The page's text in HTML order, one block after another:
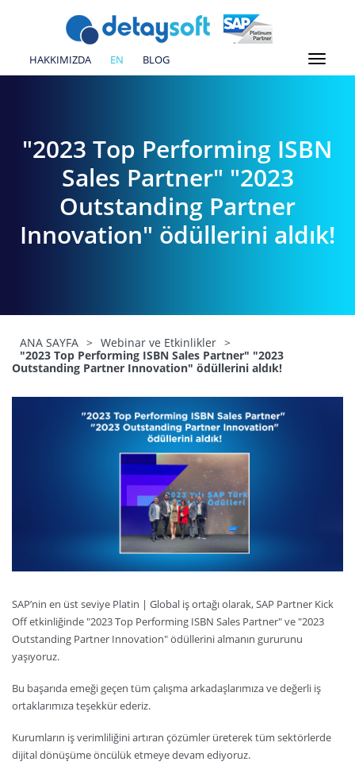
HAKKIMIZDA EN BLOG
"2023 Top Performing ISBN
Sales Partner" "2023
Outstanding Partner
Innovation" ödüllerini aldık!
ANA SAYFA > Webinar ve Etkinlikler >
"2023 Top Performing ISBN Sales Partner" "2023
Outstanding Partner Innovation" ödüllerini aldık!
SAP’nin en üst seviye Platin | Global iş ortağı olarak, SAP Partner Kick
Off etkinliğinde "2023 Top Performing ISBN Sales Partner" ve "2023
Outstanding Partner Innovation" ödüllerini almanın gururunu
yaşıyoruz.
Bu başarıda emeği geçen tüm çalışma arkadaşlarımıza ve değerli iş
ortaklarımıza teşekkür ederiz.
Kurumların iş verimliliğini artıran çözümler üreterek tüm sektörlerde
dijital dönüşüme öncülük etmeye devam ediyoruz.